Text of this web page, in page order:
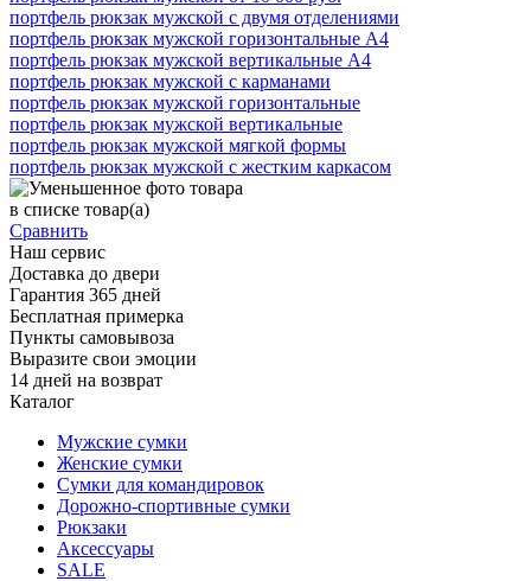
портфель рюкзак мужской с двумя отделениями
портфель рюкзак мужской горизонтальные А4
портфель рюкзак мужской вертикальные А4
портфель рюкзак мужской с карманами
портфель рюкзак мужской горизонтальные
портфель рюкзак мужской вертикальные
портфель рюкзак мужской мягкой формы
портфель рюкзак мужской с жестким каркасом
в списке товар(а)
Сравнить
Наш сервис
Доставка до двери
Гарантия 365 дней
Бесплатная примерка
Пункты самовывоза
Выразите свои эмоции
14 дней на возврат
Каталог
Мужские сумки
Женские сумки
Сумки для командировок
Дорожно-спортивные сумки
Рюкзаки
Аксессуары
SALE